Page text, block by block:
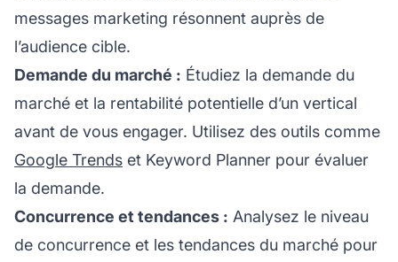
messages marketing résonnent auprès de
l’audience cible.
Demande du marché : Étudiez la demande du
marché et la rentabilité potentielle d’un vertical
avant de vous engager. Utilisez des outils comme
Google Trends et Keyword Planner pour évaluer
la demande.
Concurrence et tendances : Analysez le niveau
de concurrence et les tendances du marché pour